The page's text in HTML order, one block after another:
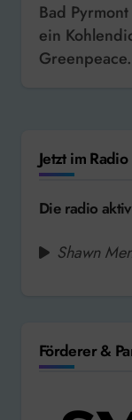
Bad Pyrmont gilt als ein möglicher Ort für
ein
Jetzt im Radio
Die radio
Shawn
Förderer &